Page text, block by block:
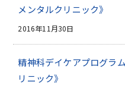
メンタルクリニック》
2016年11月30日
精神科デイケアプログラ
リニック》